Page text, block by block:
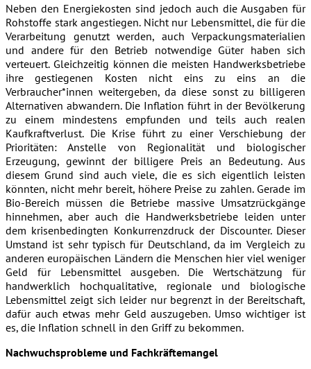
Neben den Energiekosten sind jedoch auch die Ausgaben für
Rohstoffe stark angestiegen. Nicht nur Lebensmittel, die für die
Verarbeitung genutzt werden, auch Verpackungsmaterialien
und andere für den Betrieb notwendige Güter haben sich
verteuert. Gleichzeitig können die meisten Handwerksbetriebe
ihre gestiegenen Kosten nicht eins zu eins an die
Verbraucher*innen weitergeben, da diese sonst zu billigeren
Alternativen abwandern. Die Inflation führt in der Bevölkerung
zu einem mindestens empfunden und teils auch realen
Kaufkraftverlust. Die Krise führt zu einer Verschiebung der
Prioritäten: Anstelle von Regionalität und biologischer
Erzeugung, gewinnt der billigere Preis an Bedeutung. Aus
diesem Grund sind auch viele, die es sich eigentlich leisten
könnten, nicht mehr bereit, höhere Preise zu zahlen. Gerade im
Bio-Bereich müssen die Betriebe massive Umsatzrückgänge
hinnehmen, aber auch die Handwerksbetriebe leiden unter
dem krisenbedingten Konkurrenzdruck der Discounter. Dieser
Umstand ist sehr typisch für Deutschland, da im Vergleich zu
anderen europäischen Ländern die Menschen hier viel weniger
Geld für Lebensmittel ausgeben. Die Wertschätzung für
handwerklich hochqualitative, regionale und biologische
Lebensmittel zeigt sich leider nur begrenzt in der Bereitschaft,
dafür auch etwas mehr Geld auszugeben. Umso wichtiger ist
es, die Inflation schnell in den Griff zu bekommen.
Nachwuchsprobleme und Fachkräftemangel